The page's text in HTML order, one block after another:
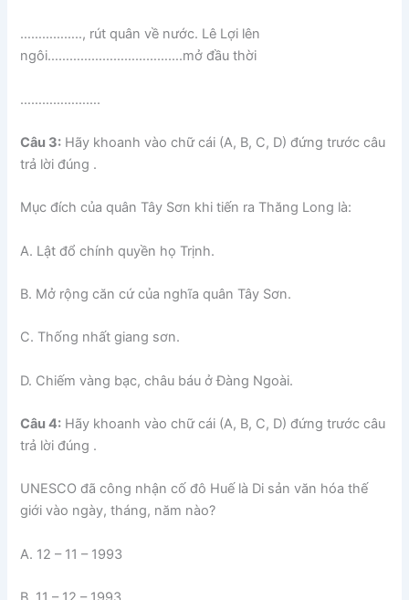
…………….., rút quân về nước. Lê Lợi lên
ngôi……………………………….mở đầu thời
………………….
Câu 3: Hãy khoanh vào chữ cái (A, B, C, D) đứng trước câu
trả lời đúng .
Mục đích của quân Tây Sơn khi tiến ra Thăng Long là:
A. Lật đổ chính quyền họ Trịnh.
B. Mở rộng căn cứ của nghĩa quân Tây Sơn.
C. Thống nhất giang sơn.
D. Chiếm vàng bạc, châu báu ở Đàng Ngoài.
Câu 4: Hãy khoanh vào chữ cái (A, B, C, D) đứng trước câu
trả lời đúng .
UNESCO đã công nhận cố đô Huế là Di sản văn hóa thế
giới vào ngày, tháng, năm nào?
A. 12 – 11 – 1993